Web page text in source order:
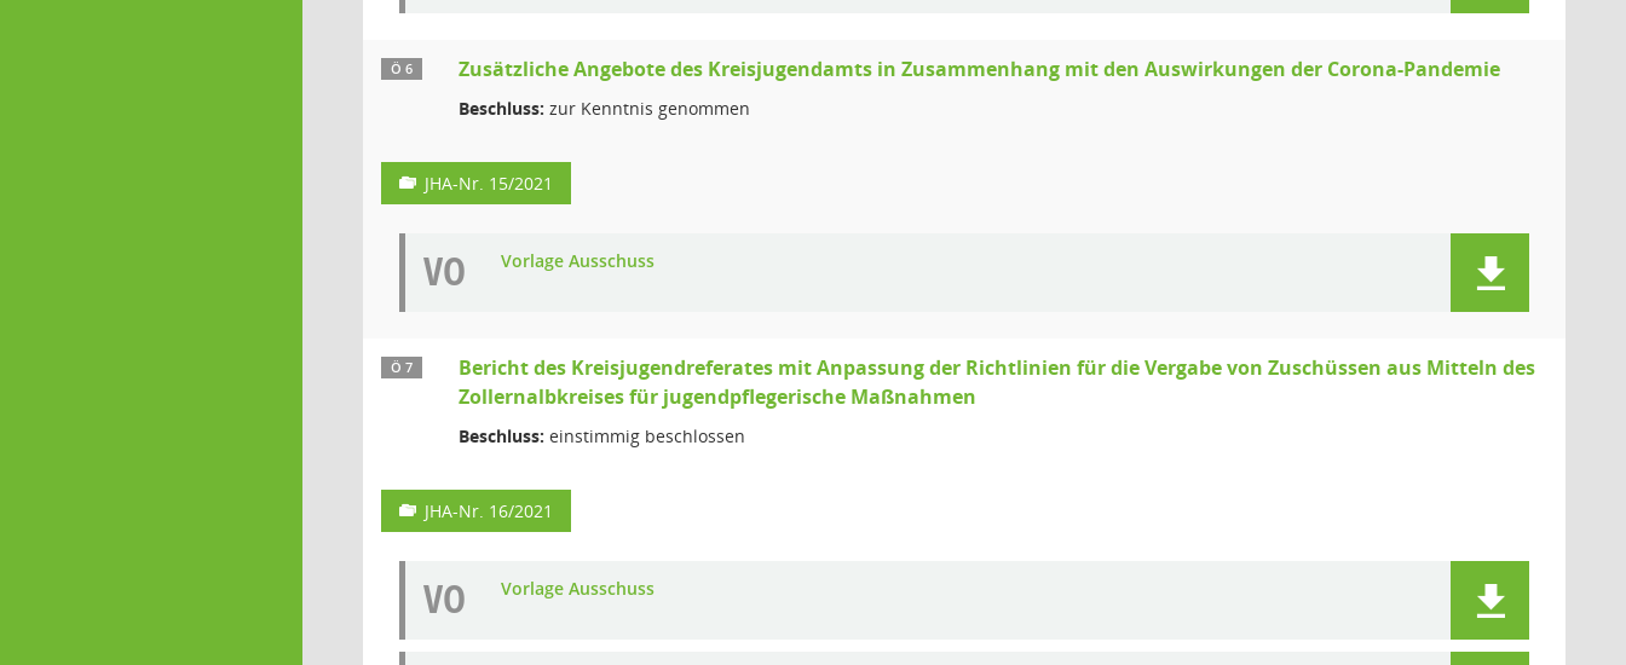
Ö 6 Zusätzliche Angebote des Kreisjugendamts in Zusammenhang mit den Auswirkungen der Corona-Pandemie
Beschluss: zur Kenntnis genommen
JHA-Nr. 15/2021
VO Vorlage Ausschuss
Ö 7
Bericht des Kreisjugendreferates mit Anpassung der Richtlinien für die Vergabe von Zuschüssen aus Mitteln des
Zollernalbkreises für jugendpflegerische Maßnahmen
Beschluss: einstimmig beschlossen
JHA-Nr. 16/2021
VO Vorlage Ausschuss